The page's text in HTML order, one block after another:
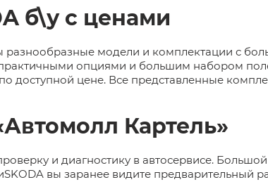
б\у с ценами
разнообразные модели и комплектации с
опциями и большим набором
доступной цене. Все представленные
Картель»
и диагностику в автосервисе.
вы заранее видите предварительный